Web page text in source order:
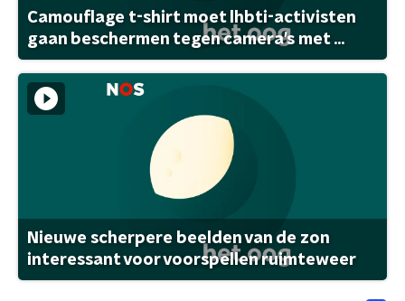
Camouflage t-shirt moet lhbti-activisten
gaan beschermen tegen camera's met ...
Nieuwe scherpere beelden van de zon
interessant voor voorspellen ruimteweer